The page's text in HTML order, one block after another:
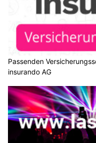
Passenden
insurando AG